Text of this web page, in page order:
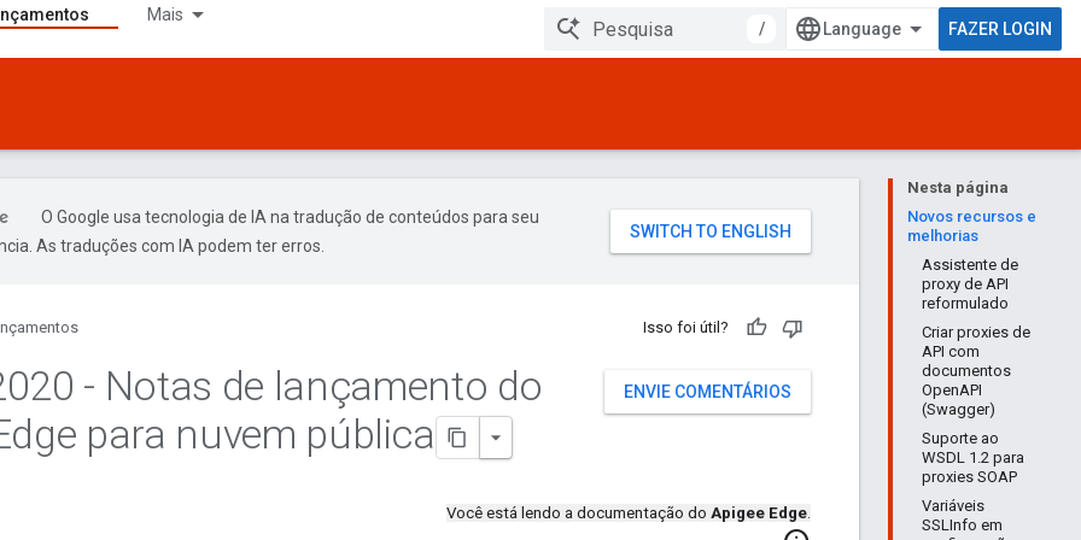
Mais
/ FAZER LOGIN
Nesta página
Novos recursos e
melhorias
Assistente de
proxy de API
reformulado
Criar proxies de
API com
documentos
OpenAPI
(Swagger)
Suporte ao
WSDL 1.2 para
proxies SOAP
Variáveis
SSLInfo em
O Google usa tecnologia de IA na tradução de conteúdos para seu
As traduções com IA podem ter erros.
Isso foi útil?
ENVIE COMENTÁRIOS
- Notas de lançamento do
para nuvem pública
Você está lendo a documentação do Apigee Edge.